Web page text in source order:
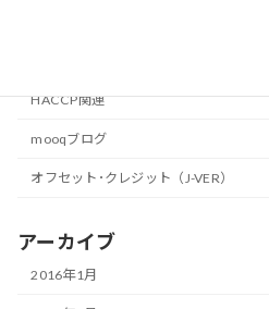
HACCP関連
mooqブログ
オフセット･クレジット（J-VER）
アーカイブ
2016年1月